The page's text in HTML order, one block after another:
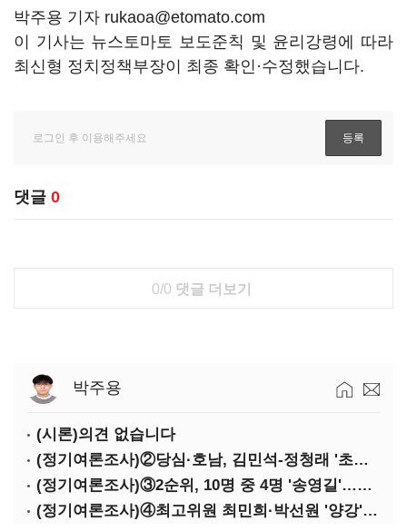
박주용 기자 rukaoa@etomato.com
이 기사는 뉴스토마토 보도준칙 및 윤리강령에 따라
최신형 정치정책부장이 최종 확인·수정했습니다.
댓글 0
0/0 댓글 더보기
박주용
(시론)의견 없습니다
(정기여론조사)②당심·호남, 김민석-정청래 '초접전'
(정기여론조사)③2순위, 10명 중 4명 '송영길'…정청래 '한 자릿수'
(정기여론조사)④최고위원 최민희·박선원 '양강'…서미화·이성윤·임미애 뒤이어